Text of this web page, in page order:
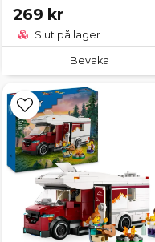
269 kr
Slut på lager
Bevaka